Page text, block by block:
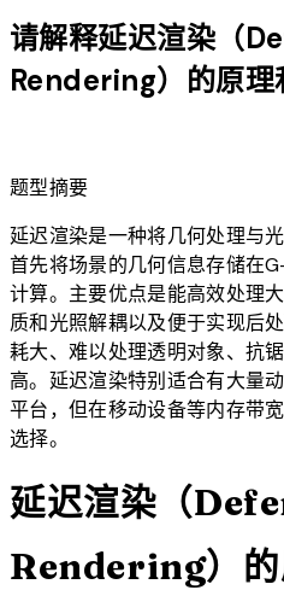
请解释延迟渲染（
Rendering）的原理
题型摘要
延迟渲染是一种将几何处理与
首先将场景的几何信息存储在
计算。主要优点是能高效处理
质和光照解耦以及便于实现后
耗大、难以处理透明对象、抗
高。延迟渲染特别适合有大量
平台，但在移动设备等内存带
选择。
延迟渲染（
Rendering）的